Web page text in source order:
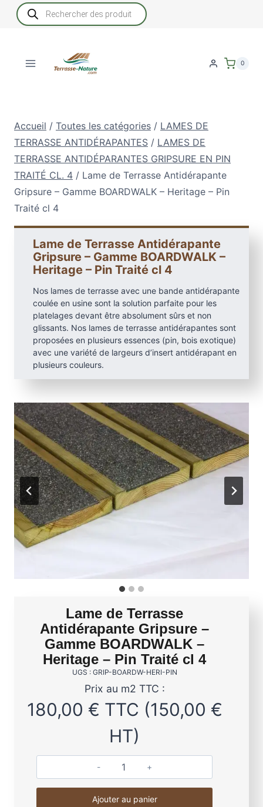
Recherche
de
produits
0
Accueil / Toutes les catégories / LAMES DE
TERRASSE ANTIDÉRAPANTES / LAMES DE
TERRASSE ANTIDÉPARANTES GRIPSURE EN PIN
TRAITÉ CL. 4 / Lame de Terrasse Antidérapante
Gripsure – Gamme BOARDWALK – Heritage – Pin
Traité cl 4
Lame de Terrasse Antidérapante
Gripsure – Gamme BOARDWALK –
Heritage – Pin Traité cl 4
Nos lames de terrasse avec une bande antidérapante
coulée en usine sont la solution parfaite pour les
platelages devant être absolument sûrs et non
glissants. Nos lames de terrasse antidérapantes sont
proposées en plusieurs essences (pin, bois exotique)
avec une variété de largeurs d’insert antidérapant en
plusieurs couleurs.
Lame de Terrasse
Antidérapante Gripsure –
Gamme BOARDWALK –
Heritage – Pin Traité cl 4
UGS : GRIP-BOARDW-HERI-PIN
Prix au m2 TTC :
180,00 € TTC (150,00 €
HT)
q
u
a
Ajouter au panier